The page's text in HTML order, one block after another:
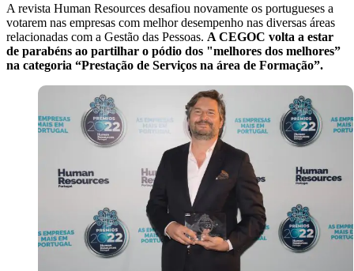
A revista Human Resources desafiou novamente os portugueses a
votarem nas empresas com melhor desempenho nas diversas áreas
relacionadas com a Gestão das Pessoas. A CEGOC volta a estar
de parabéns ao partilhar o pódio dos "melhores dos melhores”
na categoria “Prestação de Serviços na área de Formação”.